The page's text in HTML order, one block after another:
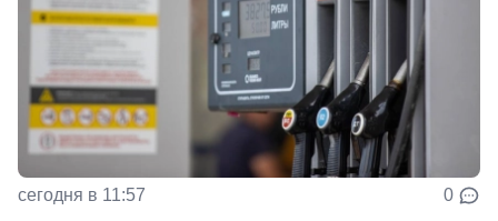
сегодня в 11:57 0